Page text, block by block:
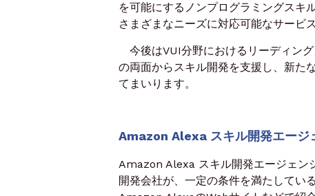
を可能にするノンプログラミングスキ
さまざまなニーズに対応可能なサービ
今後はVUI分野におけるリーディン
の両面からスキル開発を支援し、新た
てまいります。
Amazon Alexa スキル開発エージ
Amazon Alexa スキル開発エージェン
開発会社が、一定の条件を満たしてい